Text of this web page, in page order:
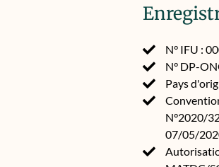
N° IFU :
N° DP-
Pays
N°2020/
07/05/